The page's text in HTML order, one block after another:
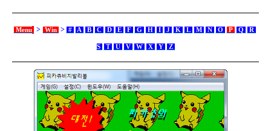
Menu > Win > # A B C D E F G H I J K L M N O P Q R
S T U V W X Y Z